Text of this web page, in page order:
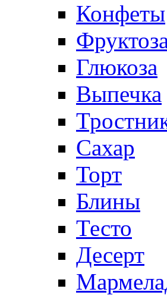
Конфеты
Глюкоза
Выпечка
Сахар
Торт
Блины
Тесто
Десерт